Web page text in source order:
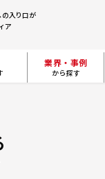
の入り口が
ア
業界・事例
から探す